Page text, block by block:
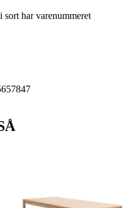
har varenummeret